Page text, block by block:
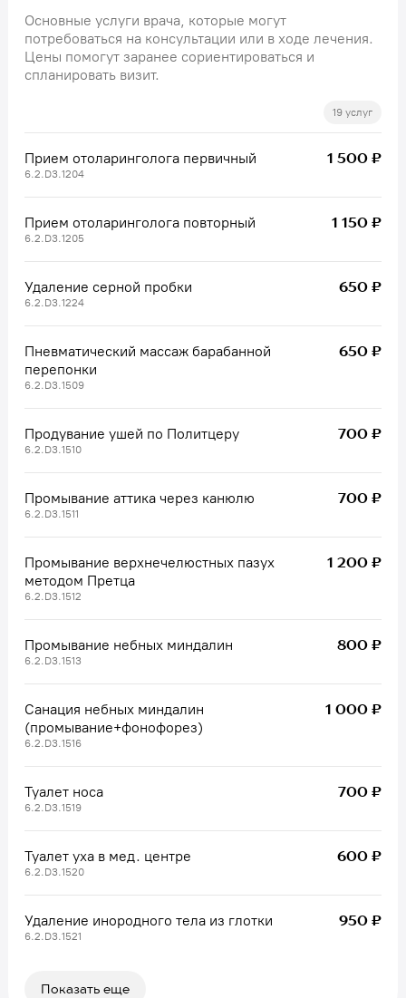
Основные услуги врача, которые могут
потребоваться на консультации или в ходе лечения.
Цены помогут заранее сориентироваться и
спланировать визит.
19 услуг
Прием отоларинголога первичный
6.2.D3.1204
1 500 ₽
Прием отоларинголога повторный
6.2.D3.1205
1 150 ₽
Удаление серной пробки
6.2.D3.1224
650 ₽
Пневматический массаж барабанной
перепонки
6.2.D3.1509
650 ₽
Продувание ушей по Политцеру
6.2.D3.1510
700 ₽
Промывание аттика через канюлю
6.2.D3.1511
700 ₽
Промывание верхнечелюстных пазух
методом Претца
6.2.D3.1512
1 200 ₽
Промывание небных миндалин
6.2.D3.1513
800 ₽
Санация небных миндалин
(промывание+фонофорез)
6.2.D3.1516
1 000 ₽
Туалет носа
6.2.D3.1519
700 ₽
Туалет уха в мед. центре
6.2.D3.1520
600 ₽
Удаление инородного тела из глотки
6.2.D3.1521
950 ₽
Показать еще